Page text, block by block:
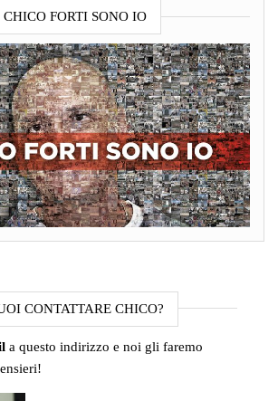
CHICO FORTI SONO IO
CONTATTARE CHICO?
a questo indirizzo e noi gli faremo